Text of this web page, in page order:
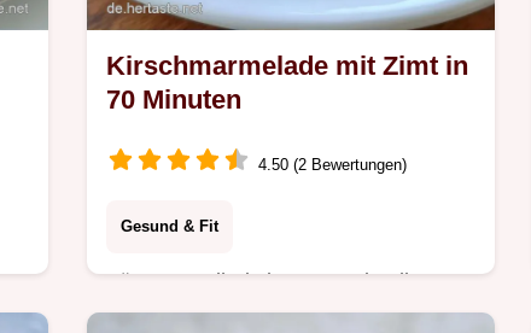
Kirschmarmelade mit Zimt in
70 Minuten
4.50 (2 Bewertungen)
Gesund & Fit
Für Gesundheitsbewusste ist diese
Kirschmarmelade ideal. Der Bereich